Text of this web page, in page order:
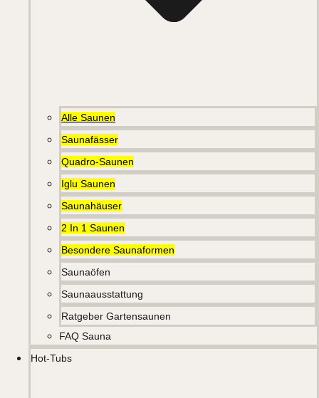
Alle Saunen
Saunafässer
Quadro-Saunen
Iglu Saunen
Saunahäuser
2 In 1 Saunen
Besondere Saunaformen
Saunaöfen
Saunaausstattung
Ratgeber Gartensaunen
FAQ Sauna
Hot-Tubs